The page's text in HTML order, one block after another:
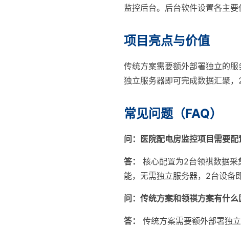
监控后台。后台软件设置各主
项目亮点与价值
传统方案需要额外部署独立的
独立服务器即可完成数据汇聚
常见问题（FAQ）
问：医院配电房监控项目需要配
答：
核心配置为2台领祺数据
能，无需独立服务器，2台设备
问：传统方案和领祺方案有什么
答：
传统方案需要额外部署独